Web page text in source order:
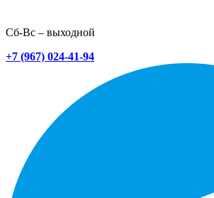
Сб-Вс – выходной
+7 (967) 024-41-94